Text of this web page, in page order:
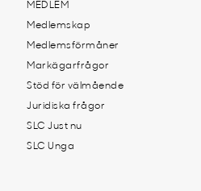
MEDLEM
Medlemskap
Medlemsförmåner
Markägarfrågor
Stöd för välmående
Juridiska frågor
SLC Just nu
SLC Unga